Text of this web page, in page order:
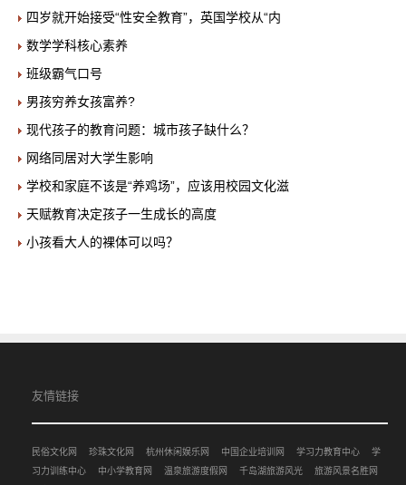
四岁就开始接受“性安全教育”，英国学校从“内
数学学科核心素养
班级霸气口号
男孩穷养女孩富养?
现代孩子的教育问题：城市孩子缺什么？
网络同居对大学生影响
学校和家庭不该是“养鸡场”，应该用校园文化滋
天赋教育决定孩子一生成长的高度
小孩看大人的裸体可以吗？
友情链接
民俗文化网 珍珠文化网 杭州休闲娱乐网 中国企业培训网 学习力教育中心
学
习力训练中心
中小学教育网 温泉旅游度假网 千岛湖旅游风光 旅游风景名胜网